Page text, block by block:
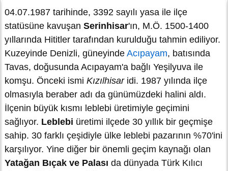
04.07.1987 tarihinde, 3392 sayılı yasa ile ilçe
statüsüne kavuşan Serinhisar'ın, M.Ö. 1500-1400
yıllarında Hititler tarafından kurulduğu tahmin ediliyor.
Kuzeyinde Denizli, güneyinde Acıpayam, batısında
Tavas, doğusunda Acıpayam'a bağlı Yeşilyuva ile
komşu. Önceki ismi Kızılhisaridi. 1987 yılında ilçe
olmasıyla beraber adı da günümüzdeki halini aldı.
İlçenin büyük kısmı leblebi üretimiyle geçimini
sağlıyor. Leblebi üretimi ilçede 30 yıllık bir geçmişe
sahip. 30 farklı çeşidiyle ülke leblebi pazarının %70'ini
karşılıyor. Yine diğer bir önemli geçim kaynağı olan
Yatağan Bıçak ve Palası da dünyada Türk Kılıcı